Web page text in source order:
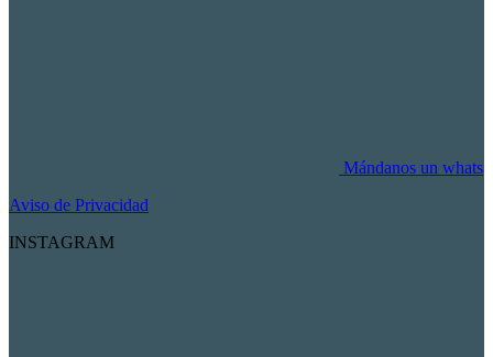
Mándanos un whats
Aviso de Privacidad
INSTAGRAM